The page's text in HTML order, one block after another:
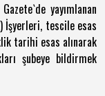
yayımlanan
İşyerleri, tescile esas
tarihi esas alınarak
şubeye bildirmek